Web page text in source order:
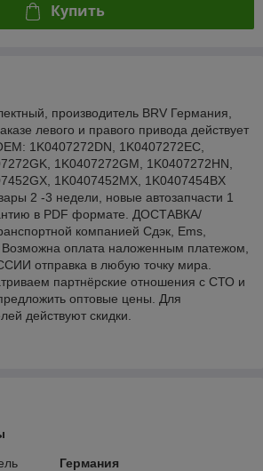
Купить
производитель BRV Германия,
левого и правого привода действует
1K0407272DN, 1K0407272EC,
1K0407272GM, 1K0407272HN,
1K0407452MX, 1K0407454BX
2 -3 недели, новые автозапчасти 1
в PDF формате. ДОСТАВКА/
компанией Сдэк, Ems,
оплата наложенным платежом,
отправка в любую точку мира.
партнёрские отношения с СТО и
оптовые цены. Для
действуют скидки.
Германия